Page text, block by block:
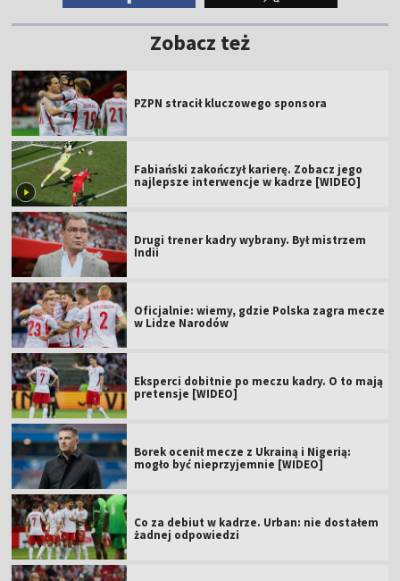
Zobacz też
PZPN stracił kluczowego sponsora
Fabiański zakończył karierę. Zobacz jego
najlepsze interwencje w kadrze [WIDEO]
Drugi trener kadry wybrany. Był mistrzem
Indii
Oficjalnie: wiemy, gdzie Polska zagra mecze
w Lidze Narodów
Eksperci dobitnie po meczu kadry. O to mają
pretensje [WIDEO]
Borek ocenił mecze z Ukrainą i Nigerią:
mogło być nieprzyjemnie [WIDEO]
Co za debiut w kadrze. Urban: nie dostałem
żadnej odpowiedzi